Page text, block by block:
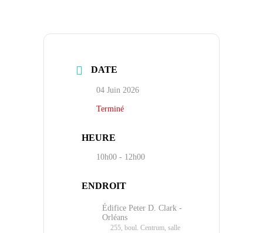
DATE
04 Juin 2026
Terminé
HEURE
10h00 - 12h00
ENDROIT
Édifice Peter D. Clark -
Orléans
255, boul. Centrum, salle